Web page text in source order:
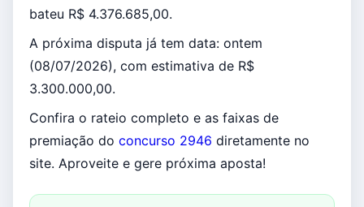
bateu R$ 4.376.685,00.
A próxima disputa já tem data: ontem
(08/07/2026), com estimativa de R$
3.300.000,00.
Confira o rateio completo e as faixas de
premiação do concurso 2946 diretamente no
site. Aproveite e gere próxima aposta!